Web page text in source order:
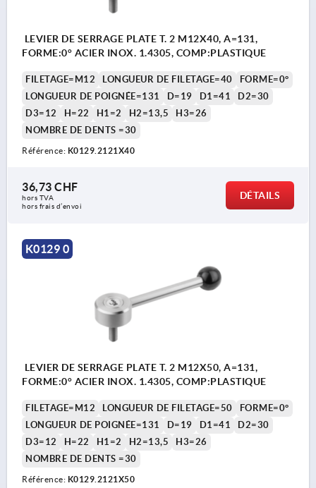
LEVIER DE SERRAGE PLATE T. 2 M12X40, A=131,
FORME:0° ACIER INOX. 1.4305, COMP:PLASTIQUE
FILETAGE=M12 LONGUEUR DE FILETAGE=40
FORME=0°
LONGUEUR DE POIGNÉE=131
D=19 D1=41
D2=30
D3=12
H=22 H1=2 H2=13,5
H3=26
NOMBRE DE DENTS =30
Référence: K0129.2121X40
36,73 CHF
hors TVA
hors frais d’envoi
DÉTAILS
K0129 0
LEVIER DE SERRAGE PLATE T. 2 M12X50, A=131,
FORME:0° ACIER INOX. 1.4305, COMP:PLASTIQUE
FILETAGE=M12 LONGUEUR DE FILETAGE=50
FORME=0°
LONGUEUR DE POIGNÉE=131
D=19 D1=41
D2=30
D3=12
H=22 H1=2 H2=13,5
H3=26
NOMBRE DE DENTS =30
Référence: K0129.2121X50